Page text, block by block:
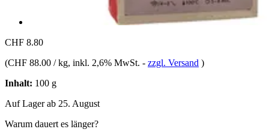
CHF 8.80
(CHF 88.00 / kg, inkl. 2,6% MwSt. - zzgl. Versand )
Inhalt: 100 g
Auf Lager ab 25. August
Warum dauert es länger?